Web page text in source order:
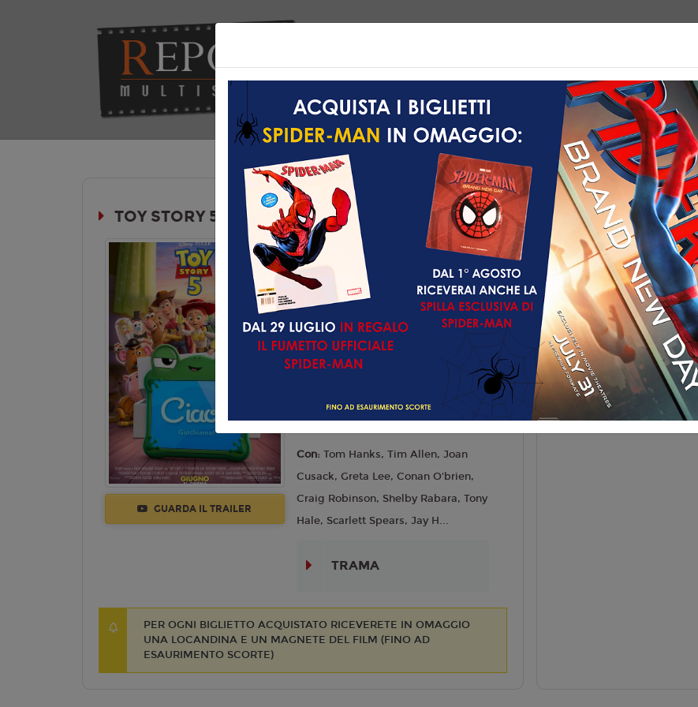
Home | Biglietteria Prossimamente Listino prezzi Promozioni
TOY STORY 5
GUARDA IL TRAILER
Durata: 102 min
Genere: Animazione, Avventura,
Commedia, Famiglia
Regia:Andrew Stanton
Con:Tom Hanks, Tim Allen, Joan
Cusack, Greta Lee, Conan O'brien,
Craig Robinson, Shelby Rabara, Tony
Hale, Scarlett Spears, Jay H...
TRAMA
PER OGNI BIGLIETTO ACQUISTATO RICEVERETE IN OMAGGIO
UNA LOCANDINA E UN MAGNETE DEL FILM (FINO AD
ESAURIMENTO SCORTE)
Non ci sono